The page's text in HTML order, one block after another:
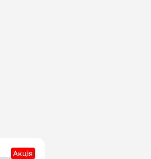
Акцiя